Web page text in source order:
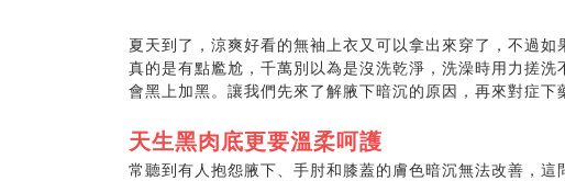
夏天到了，涼爽好看的無袖上衣又可以拿出來穿了，不過如
真的是有點尷尬，千萬別以為是沒洗乾淨，洗澡時用力搓洗
會黑上加黑。讓我們先來了解腋下暗沉的原因，再來對症下
天生黑肉底更要溫柔呵護
常聽到有人抱怨腋下、手肘和膝蓋的膚色暗沉無法改善，這